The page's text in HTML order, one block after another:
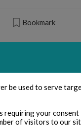
Bookmark
be used to serve
requiring your consent
of visitors to our